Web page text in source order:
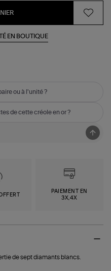
EN BOUTIQUE
ou à l'unité ?
de cette créole en or ?
PAIEMENT EN
3X,4X
de sept diamants blancs.